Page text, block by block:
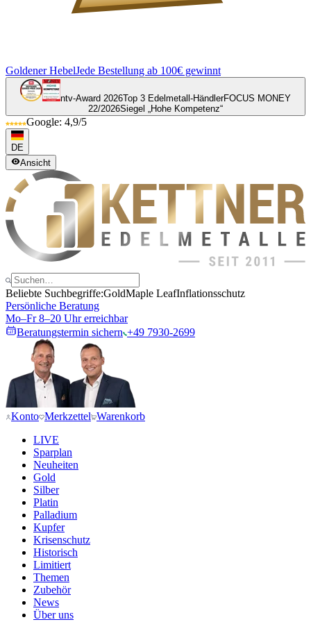
Goldener HebelJede Bestellung ab 100€ gewinnt
ntv-Award 2026Top 3 Edelmetall-HändlerFOCUS MONEY
22/2026Siegel „Hohe Kompetenz“
Google: 4,9/5
DE
Ansicht
Beliebte Suchbegriffe:GoldMaple LeafInflationsschutz
Persönliche Beratung
Mo–Fr 8–20 Uhr erreichbar
Beratungstermin sichern +49 7930-2699
Konto Merkzettel Warenkorb
LIVE
Sparplan
Neuheiten
Gold
Silber
Platin
Palladium
Kupfer
Krisenschutz
Historisch
Limitiert
Themen
Zubehör
News
Über uns